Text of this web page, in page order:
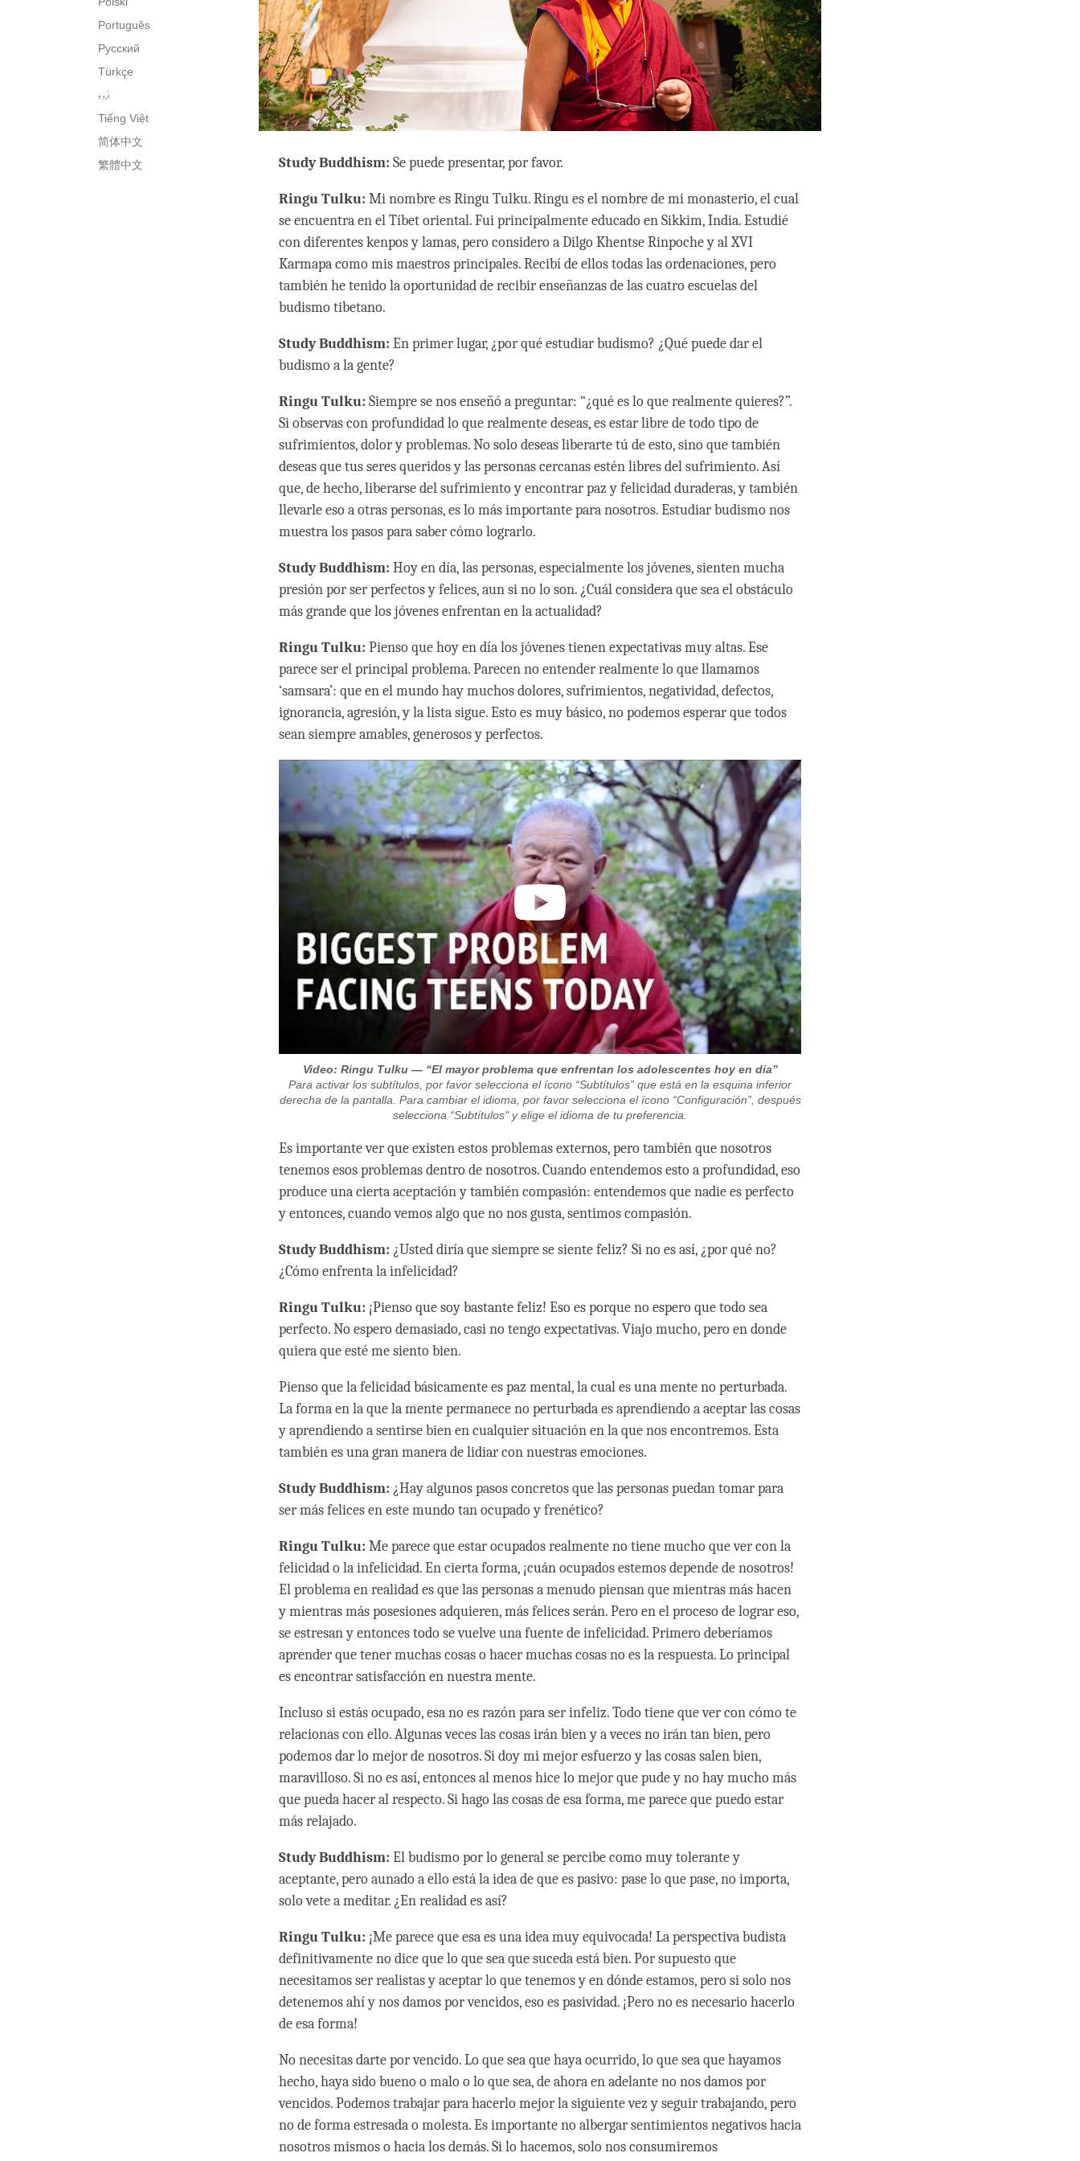
Português
Русский
Türkçe
اُردو
Tiếng Việt
简体中文
繁體中文
Study Buddhism: Se puede presentar, por favor.
Ringu Tulku: Mi nombre es Ringu Tulku. Ringu es el nombre de mi monasterio, el cual
se encuentra en el Tíbet oriental. Fui principalmente educado en Sikkim, India. Estudié
con diferentes kenpos y lamas, pero considero a Dilgo Khentse Rinpoche y al XVI
Karmapa como mis maestros principales. Recibí de ellos todas las ordenaciones, pero
también he tenido la oportunidad de recibir enseñanzas de las cuatro escuelas del
budismo tibetano.
Study Buddhism: En primer lugar, ¿por qué estudiar budismo? ¿Qué puede dar el
budismo a la gente?
Ringu Tulku: Siempre se nos enseñó a preguntar: “¿qué es lo que realmente quieres?”.
Si observas con profundidad lo que realmente deseas, es estar libre de todo tipo de
sufrimientos, dolor y problemas. No solo deseas liberarte tú de esto, sino que también
deseas que tus seres queridos y las personas cercanas estén libres del sufrimiento. Así
que, de hecho, liberarse del sufrimiento y encontrar paz y felicidad duraderas, y también
llevarle eso a otras personas, es lo más importante para nosotros. Estudiar budismo nos
muestra los pasos para saber cómo lograrlo.
Study Buddhism: Hoy en día, las personas, especialmente los jóvenes, sienten mucha
presión por ser perfectos y felices, aun si no lo son. ¿Cuál considera que sea el obstáculo
más grande que los jóvenes enfrentan en la actualidad?
Ringu Tulku: Pienso que hoy en día los jóvenes tienen expectativas muy altas. Ese
parece ser el principal problema. Parecen no entender realmente lo que llamamos
‘samsara’: que en el mundo hay muchos dolores, sufrimientos, negatividad, defectos,
ignorancia, agresión, y la lista sigue. Esto es muy básico, no podemos esperar que todos
sean siempre amables, generosos y perfectos.
Video: Ringu Tulku — “El mayor problema que enfrentan los adolescentes hoy en día”
Para activar los subtítulos, por favor selecciona el ícono “Subtítulos” que está en la esquina inferior
derecha de la pantalla. Para cambiar el idioma, por favor selecciona el ícono “Configuración”, después
selecciona “Subtítulos" y elige el idioma de tu preferencia.
Es importante ver que existen estos problemas externos, pero también que nosotros
tenemos esos problemas dentro de nosotros. Cuando entendemos esto a profundidad, eso
produce una cierta aceptación y también compasión: entendemos que nadie es perfecto
y entonces, cuando vemos algo que no nos gusta, sentimos compasión.
Study Buddhism: ¿Usted diría que siempre se siente feliz? Si no es así, ¿por qué no?
¿Cómo enfrenta la infelicidad?
Ringu Tulku: ¡Pienso que soy bastante feliz! Eso es porque no espero que todo sea
perfecto. No espero demasiado, casi no tengo expectativas. Viajo mucho, pero en donde
quiera que esté me siento bien.
Pienso que la felicidad básicamente es paz mental, la cual es una mente no perturbada.
La forma en la que la mente permanece no perturbada es aprendiendo a aceptar las cosas
y aprendiendo a sentirse bien en cualquier situación en la que nos encontremos. Esta
también es una gran manera de lidiar con nuestras emociones.
Study Buddhism: ¿Hay algunos pasos concretos que las personas puedan tomar para
ser más felices en este mundo tan ocupado y frenético?
Ringu Tulku: Me parece que estar ocupados realmente no tiene mucho que ver con la
felicidad o la infelicidad. En cierta forma, ¡cuán ocupados estemos depende de nosotros!
El problema en realidad es que las personas a menudo piensan que mientras más hacen
y mientras más posesiones adquieren, más felices serán. Pero en el proceso de lograr eso,
se estresan y entonces todo se vuelve una fuente de infelicidad. Primero deberíamos
aprender que tener muchas cosas o hacer muchas cosas no es la respuesta. Lo principal
es encontrar satisfacción en nuestra mente.
Incluso si estás ocupado, esa no es razón para ser infeliz. Todo tiene que ver con cómo te
relacionas con ello. Algunas veces las cosas irán bien y a veces no irán tan bien, pero
podemos dar lo mejor de nosotros. Si doy mi mejor esfuerzo y las cosas salen bien,
maravilloso. Si no es así, entonces al menos hice lo mejor que pude y no hay mucho más
que pueda hacer al respecto. Si hago las cosas de esa forma, me parece que puedo estar
más relajado.
Study Buddhism: El budismo por lo general se percibe como muy tolerante y
aceptante, pero aunado a ello está la idea de que es pasivo: pase lo que pase, no importa,
solo vete a meditar. ¿En realidad es así?
Ringu Tulku: ¡Me parece que esa es una idea muy equivocada! La perspectiva budista
definitivamente no dice que lo que sea que suceda está bien. Por supuesto que
necesitamos ser realistas y aceptar lo que tenemos y en dónde estamos, pero si solo nos
detenemos ahí y nos damos por vencidos, eso es pasividad. ¡Pero no es necesario hacerlo
de esa forma!
No necesitas darte por vencido. Lo que sea que haya ocurrido, lo que sea que hayamos
hecho, haya sido bueno o malo o lo que sea, de ahora en adelante no nos damos por
vencidos. Podemos trabajar para hacerlo mejor la siguiente vez y seguir trabajando, pero
no de forma estresada o molesta. Es importante no albergar sentimientos negativos hacia
nosotros mismos o hacia los demás. Si lo hacemos, solo nos consumiremos